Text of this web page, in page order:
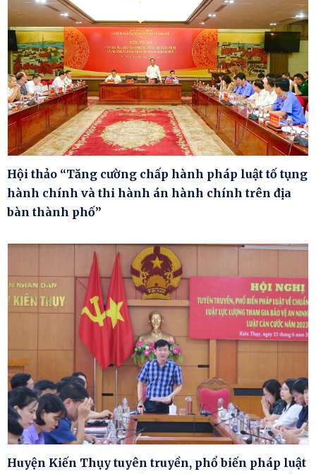
Hội thảo “Tăng cường chấp hành pháp luật tố tụng
hành chính và thi hành án hành chính trên địa
bàn thành phố”
Huyện Kiến Thụy tuyên truyền, phổ biến pháp luật